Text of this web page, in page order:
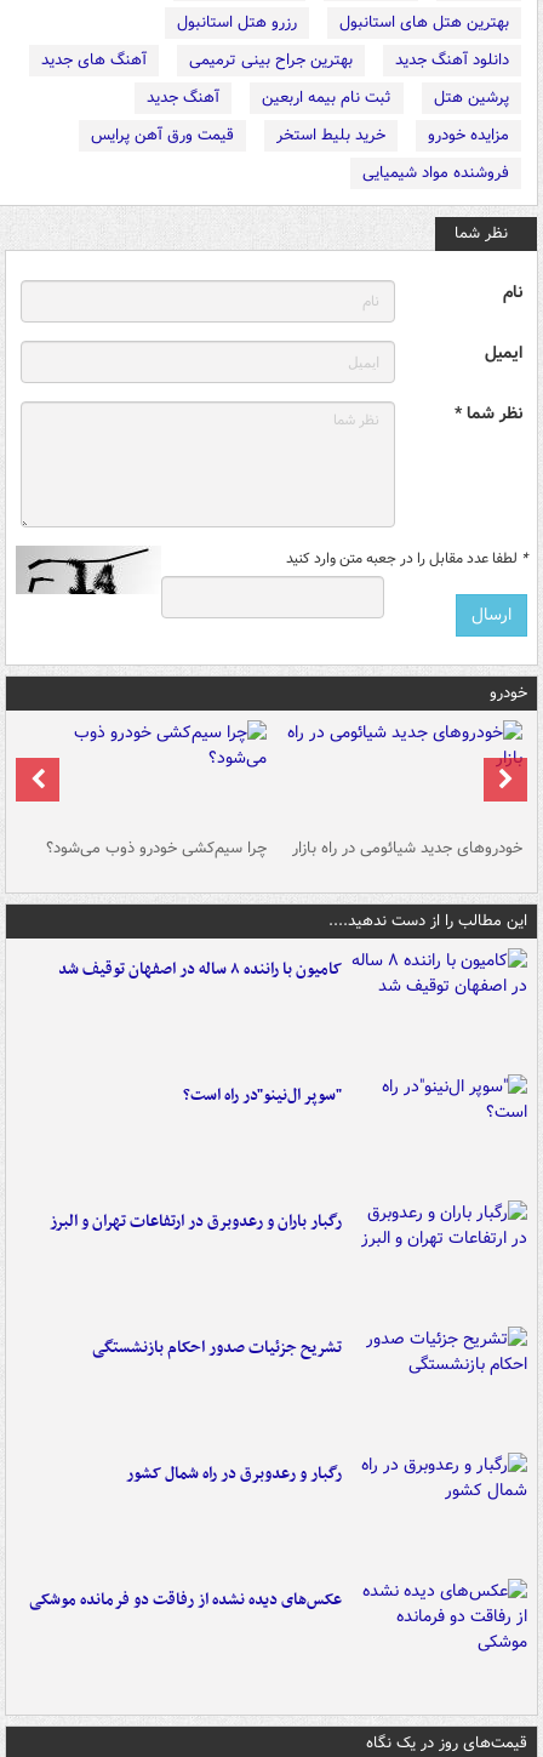
بهترین هتل های استانبول
رزرو هتل استانبول
دانلود آهنگ جدید
بهترین جراح بینی ترمیمی
آهنگ های جدید
پرشین هتل
ثبت نام بیمه اربعین
آهنگ جدید
مزایده خودرو
خرید بلیط استخر
قیمت ورق آهن پرایس
فروشنده مواد شیمیایی
نظر شما
نام
ایمیل
نظر شما *
* لطفا عدد مقابل را در جعبه متن وارد کنید
خودرو
خودروهای جدید شیائومی در راه بازار چرا سیم‌کشی خودرو ذوب می‌شود؟
این مطالب را از دست ندهید....
کامیون با راننده ۸ ساله در اصفهان توقیف شد
"سوپر ال‌نینو"در راه است؟
رگبار باران و رعدوبرق در ارتفاعات تهران و البرز
تشریح جزئیات صدور احکام بازنشستگی
رگبار و رعدوبرق در راه شمال کشور
عکس‌های دیده نشده از رفاقت دو فرمانده‌ موشکی
قیمت‌های روز در یک نگاه